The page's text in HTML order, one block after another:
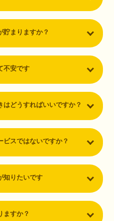
貯まりますか？
不安です
どうすればいいですか？
ビスではないですか？
知りたいです
ますか？